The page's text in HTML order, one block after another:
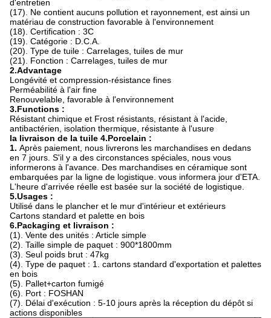
d'entretien
(17). Ne contient aucuns pollution et rayonnement, est ainsi un
matériau de construction favorable à l'environnement
(18). Certification : 3C
(19). Catégorie : D.C.A.
(20). Type de tuile : Carrelages, tuiles de mur
(21). Fonction : Carrelages, tuiles de mur
2.Advantage
Longévité et compression-résistance fines
Perméabilité à l'air fine
Renouvelable, favorable à l'environnement
3.Functions :
Résistant chimique et Frost résistants, résistant à l'acide,
antibactérien, isolation thermique, résistante à l'usure
la livraison de la tuile 4.Porcelain :
1. Après paiement, nous livrerons les marchandises en dedans
en 7 jours. S'il y a des circonstances spéciales, nous vous
informerons à l'avance. Des marchandises en céramique sont
embarquées par la ligne de logistique. vous informera jour d'ETA.
L'heure d'arrivée réelle est basée sur la société de logistique.
5.Usages :
Utilisé dans le plancher et le mur d'intérieur et extérieurs
Cartons standard et palette en bois
6.Packaging et livraison :
(1). Vente des unités : Article simple
(2). Taille simple de paquet : 900*1800mm
(3). Seul poids brut : 47kg
(4). Type de paquet : 1. cartons standard d'exportation et palettes
en bois
(5). Pallet+carton fumigé
(6). Port : FOSHAN
(7). Délai d'exécution : 5-10 jours après la réception du dépôt si
actions disponibles